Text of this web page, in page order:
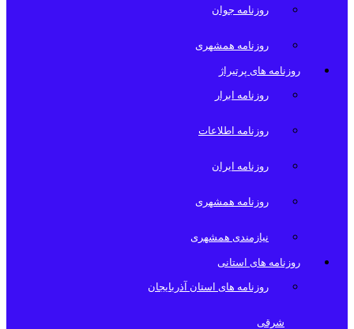
روزنامه جوان
روزنامه همشهری
روزنامه های پرتیراژ
روزنامه ابرار
روزنامه اطلاعات
روزنامه ایران
روزنامه همشهری
نیازمندی همشهری
روزنامه های استانی
روزنامه های استان آذربایجان
شرقی